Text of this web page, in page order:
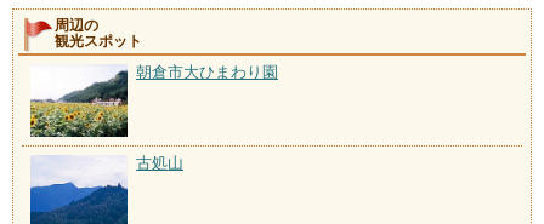
周辺の
観光スポット
朝倉市大ひまわり園
古処山